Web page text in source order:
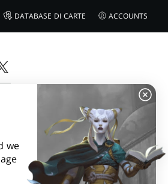
DATABASE DI CARTE ACCOUNTS
we